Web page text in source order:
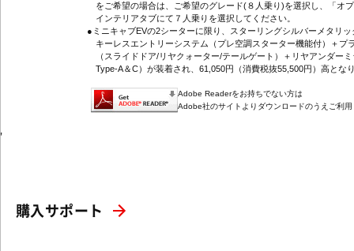
をご希望の場合は、ご希望のグレード(８人乗り)を選択し、「オ
インテリアタブにて７人乗りを選択してください。
●ミニキャブEVの2シーターに限り、スターリングシルバーメタリ
キーレスエントリーシステム（プレ空調スターター機能付）＋プ
（スライドドア/リヤクォーター/テールゲート）＋リヤアンダー
Type-A＆C）が装着され、61,050円（消費税抜55,500円）高とな
Adobe Readerをお持ちでない方は
Adobe社のサイトよりダウンロードのうえご利
'
購入サポート